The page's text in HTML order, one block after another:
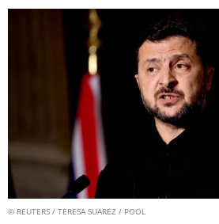
© REUTERS / TERESA SUAREZ / POOL